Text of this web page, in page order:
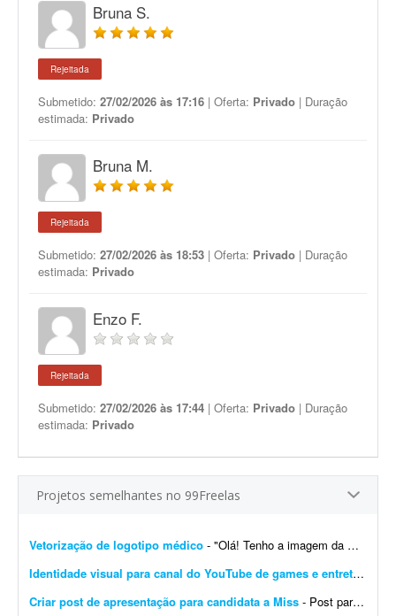
Bruna S.
Rejeitada
Submetido: 27/02/2026 às 17:16 | Oferta: Privado | Duração
estimada: Privado
Bruna M.
Rejeitada
Submetido: 27/02/2026 às 18:53 | Oferta: Privado | Duração
estimada: Privado
Enzo F.
Rejeitada
Submetido: 27/02/2026 às 17:44 | Oferta: Privado | Duração
estimada: Privado
Projetos semelhantes no 99Freelas
Vetorização de logotipo médico - "Olá! Tenho a imagem da minha logomarca recentemente alterada por IA em alta resolução, mas preciso do arquivo base vetorizado para garantir qualidade na reproduç&a...
Identidade visual para canal do YouTube de games e entretenimento
Criar post de apresentação para candidata a Miss - Post para candidata a Miss com a foto da candidata no centro, destacando sua beleza e contendo o nome Kaylana. O objetivo é apresentar a candidata e estimular a torcida.